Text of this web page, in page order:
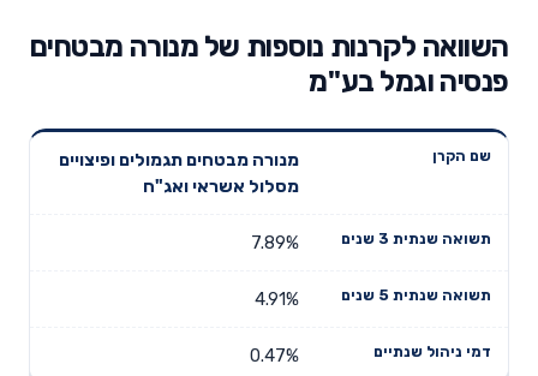
השוואה לקרנות נוספות של מנורה מבטחים
פנסיה וגמל בע"מ
שנתית 3
תשואה
שנתית 5
דמי ניהול
מנורה מבטחים תגמולים ופיצויים
מסלול אשראי ואג"ח
7.89%
4.91%
0.47%